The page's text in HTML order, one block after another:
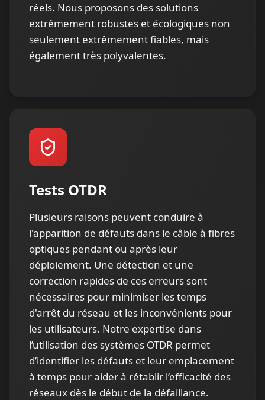
réels. Nous proposons des solutions
extrêmement robustes et écologiques non
seulement extrêmement fiables, mais
également très polyvalentes.
Tests OTDR
Plusieurs raisons peuvent conduire à
l'apparition de défauts dans le câble à fibres
optiques pendant ou après leur
déploiement. Une détection et une
correction rapides de ces erreurs sont
nécessaires pour minimiser les temps
d'arrêt du réseau et les inconvénients pour
les utilisateurs. Notre expertise dans
l’utilisation des systèmes OTDR permet
d’identifier les défauts et leur emplacement
à temps pour aider à rétablir l’efficacité des
réseaux dès le début de la défaillance.